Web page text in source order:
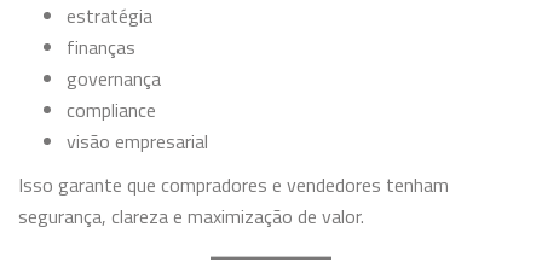
estratégia
finanças
governança
compliance
visão empresarial
Isso garante que compradores e vendedores tenham
segurança, clareza e maximização de valor.